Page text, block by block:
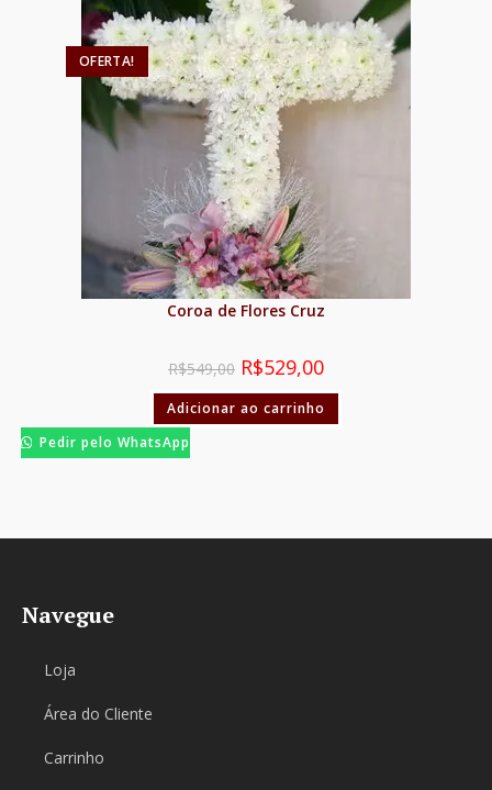
OFERTA!
Coroa de Flores Cruz
R$549,00 R$529,00
Adicionar ao carrinho
Pedir pelo WhatsApp
Navegue
Loja
Área do Cliente
Carrinho